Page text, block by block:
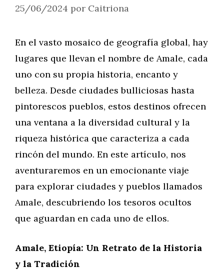
25/06/2024 por Caitriona
En el vasto mosaico de geografía global, hay
lugares que llevan el nombre de Amale, cada
uno con su propia historia, encanto y
belleza. Desde ciudades bulliciosas hasta
pintorescos pueblos, estos destinos ofrecen
una ventana a la diversidad cultural y la
riqueza histórica que caracteriza a cada
rincón del mundo. En este artículo, nos
aventuraremos en un emocionante viaje
para explorar ciudades y pueblos llamados
Amale, descubriendo los tesoros ocultos
que aguardan en cada uno de ellos.
Amale, Etiopía: Un Retrato de la Historia
y la Tradición